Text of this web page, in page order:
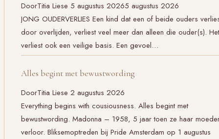
DoorTitia Liese 5 augustus 20265 augustus 2026
JONG OUDERVERLIES Een kind dat een of beide ouders
door overlijden, verliest veel meer dan alleen die ouder(s). Het
verliest ook een veilige basis. Een gevoel…
Alles begint met bewustwording
DoorTitia Liese 2 augustus 2026
Everything begins with cousiousness. Alles begint met
bewustwording. Madonna – 1958, 5 jaar toen ze haar
verloor. Bliksemoptreden bij Pride Amsterdam op 1 augustus